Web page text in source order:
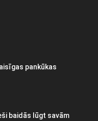
pankūkas
baidās lūgt savām